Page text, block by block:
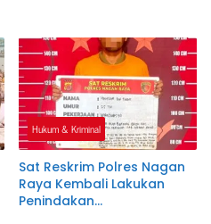
Hukum & Kriminal
Sat Reskrim Polres Nagan
Raya Kembali Lakukan
Penindakan